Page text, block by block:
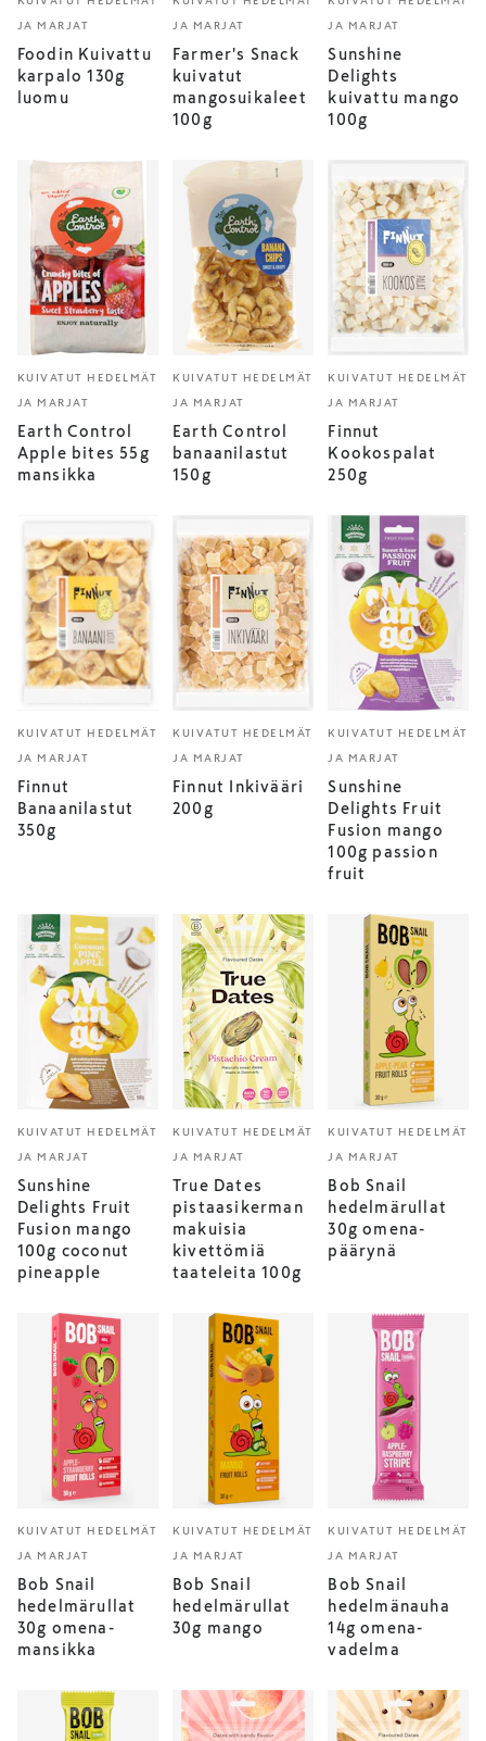
JA MARJAT
Foodin Kuivattu
karpalo 130g
luomu
JA MARJAT
Farmer's Snack
kuivatut
mangosuikaleet
100g
JA MARJAT
Sunshine
Delights
kuivattu mango
100g
KUIVATUT HEDELMÄT
JA MARJAT
Earth Control
Apple bites 55g
mansikka
KUIVATUT HEDELMÄT
JA MARJAT
Earth Control
banaanilastut
150g
KUIVATUT HEDELMÄT
JA MARJAT
Finnut
Kookospalat
250g
KUIVATUT HEDELMÄT
JA MARJAT
Finnut
Banaanilastut
350g
KUIVATUT HEDELMÄT
JA MARJAT
Finnut Inkivääri
200g
KUIVATUT HEDELMÄT
JA MARJAT
Sunshine
Delights Fruit
Fusion mango
100g passion
fruit
KUIVATUT HEDELMÄT
JA MARJAT
Sunshine
Delights Fruit
Fusion mango
100g coconut
pineapple
KUIVATUT HEDELMÄT
JA MARJAT
True Dates
pistaasikerman
makuisia
kivettömiä
taateleita 100g
KUIVATUT HEDELMÄT
JA MARJAT
Bob Snail
hedelmärullat
30g omena-
päärynä
KUIVATUT HEDELMÄT
JA MARJAT
Bob Snail
hedelmärullat
30g omena-
mansikka
KUIVATUT HEDELMÄT
JA MARJAT
Bob Snail
hedelmärullat
30g mango
KUIVATUT HEDELMÄT
JA MARJAT
Bob Snail
hedelmänauha
14g omena-
vadelma